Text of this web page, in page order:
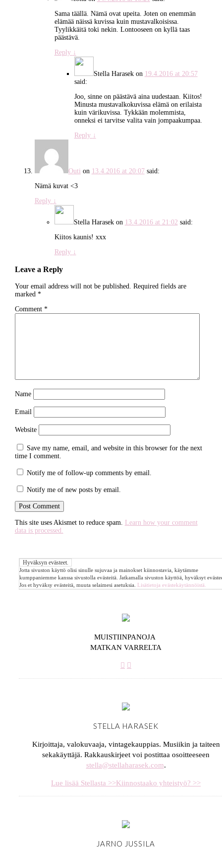
Sama täällä. Nämä ovat upeita. Joten on enemmän
elämää näissä kuvissa kuin mustavalkoisissa.
Tyylikkäitä toki nekin. Lontooseen on kyllä taas
päästävä.
Reply ↓
Stella Harasekon 19.4.2016 at 20:57
said:
Joo, sinne on päästävä aina uudestaan. Kiitos!
Minusta mustavalkokuvissa elämä on erilaista
kuin värikuvissa. Tykkään molemmista,
onneksi ei tarvitse valita vain jompaakumpaa.
Reply ↓
Outi on 13.4.2016 at 20:07 said:
Nämä kuvat <3
Reply ↓
Stella Harasekon 13.4.2016 at 21:02 said:
Kiitos kaunis! xxx
Reply ↓
Leave a Reply
Your email address will not be published. Required fields are
marked *
Comment *
Name
Email
Website
Save my name, email, and website in this browser for the next
time I comment.
Notify me of follow-up comments by email.
Notify me of new posts by email.
This site uses Akismet to reduce spam. Learn how your comment
data is processed.
Jotta sivuston käyttö olisi sinulle sujuvaa ja mainokset kiinnostavia, käytämme
kumppaniemme kanssa sivustolla evästeitä. Jatkamalla sivuston käyttöä, hyväksyt
Jos et hyväksy evästeitä, muuta selaimesi asetuksia. Lisätietoja evästekäytännöistä.
MUISTIINPANOJA
MATKAN VARRELTA
STELLA HARASEK
Kirjoittaja, valokuvaaja, vintagekauppias. Musiikin ja taiteen
sekakäyttäjä. Rakkauskirjeet voi postittaa osoitteeseen
stella@stellaharasek.com.
Lue lisää Stellasta >>Kiinnostaako yhteistyö? >>
JARNO JUSSILA